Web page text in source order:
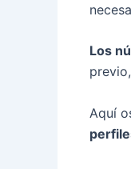
Los
Aquí